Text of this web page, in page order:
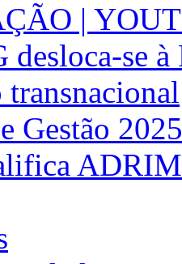
|
se
transnacional
Gestão 2025